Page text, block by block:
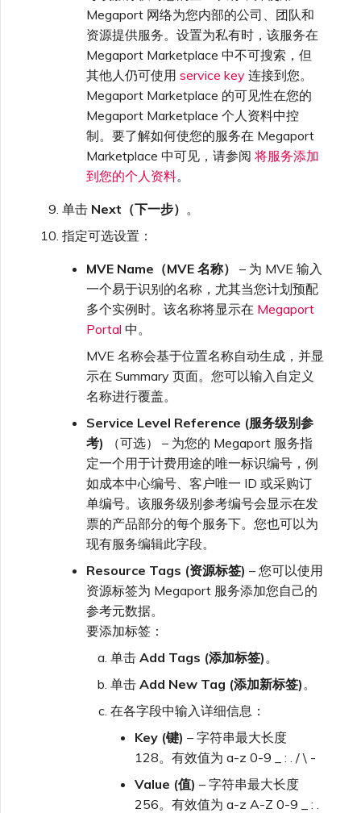
Megaport 网络为您内部的公司、团队和
资源提供服务。设置为私有时，该服务在
Megaport Marketplace 中不可搜索，但
其他人仍可使用 service key 连接到您。
Megaport Marketplace 的可见性在您的
Megaport Marketplace 个人资料中控
制。要了解如何使您的服务在 Megaport
Marketplace 中可见，请参阅 将服务添加
到您的个人资料。
单击 Next（下一步） 。
指定可选设置：
MVE Name（MVE 名称）
– 为 MVE 输入
一个易于识别的名称，尤其当您计划预配
多个实例时。该名称将显示在 Megaport
Portal 中。
MVE 名称会基于位置名称自动生成，并显
示在 Summary 页面。您可以输入自定义
名称进行覆盖。
Service Level Reference (服务级别参
考) （可选） – 为您的 Megaport 服务指
定一个用于计费用途的唯一标识编号，例
如成本中心编号、客户唯一 ID 或采购订
单编号。该服务级别参考编号会显示在发
票的产品部分的每个服务下。您也可以为
现有服务编辑此字段。
Resource Tags (资源标签) – 您可以使用
资源标签为 Megaport 服务添加您自己的
参考元数据。
要添加标签：
单击 Add Tags (添加标签) 。
单击 Add New Tag (添加新标签) 。
在各字段中输入详细信息：
Key (键) – 字符串最大长度
128。有效值为 a-z 0-9 _ : . / \ -
Value (值) – 字符串最大长度
256。有效值为 a-z A-Z 0-9 _ : .